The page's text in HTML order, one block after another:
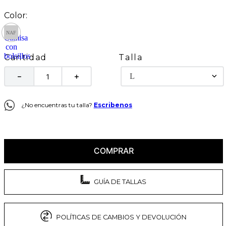
Cantidad
＋
－
Talla
L
¿No encuentras tu talla? Escribenos
COMPRAR
GUÍA DE TALLAS
POLÍTICAS DE CAMBIOS Y DEVOLUCIÓN